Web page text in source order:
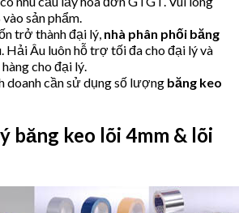
sản phẩm.
trở thành đại lý, nhà phân phối băng
Hải Âu luôn hỗ trợ tối đa cho đại lý và
cho đại lý.
doanh cần sử dụng số lượng băng keo
băng keo lõi 4mm & lõi